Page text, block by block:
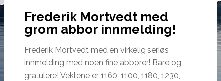
Frederik Mortvedt med
grom abbor innmelding!
Frederik Mortvedt med en virkelig seriøs
innmelding med noen fine abborer! Bare og
gratulere! Vektene er 1160, 1100, 1180, 1230,